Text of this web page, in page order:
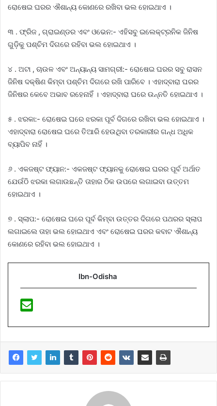
ରୋଷେଇ ଘରର ଐଶାନ୍ୟ କୋଣରେ ରଖିବା ଭଲ ହୋଇଥାଏ ।
୩ . ଫ୍ରିଜ , ଗ୍ରାଇଣ୍ଡର ଏବଂ ଓଭେନ:- ଏହିସବୁ ଇଲେକ୍ଟ୍ରନିକ ଜିନିଷ
ଗୁଡ଼ିକୁ ପଶ୍ଚିମ ଦିଗରେ ରହିବା ଭଲ ହୋଇଥାଏ ।
୪ . ଅଟା , ଚାଉଳ ଏବଂ ଅନ୍ୟାନ୍ୟ ସାମଗ୍ରୀ:- ରୋଷେଇ ଘରର ସବୁ ରାସନ
ଜିନିଷ ଦକ୍ଷିଣ କିମ୍ବା ପଶ୍ଚିମ ଦିଗରେ ରଖି ପାରିବେ । ଏହାଦ୍ବାରା ଘରର
ଜିନିଷର କେବେ ଅଭାବ ରହେନାହିଁ । ଏହାଦ୍ବାରା ଘରେ ଉନ୍ନତି ହୋଇଥାଏ ।
୫ . ଝରକା:- ରୋଷେଇ ଘରେ ଝରକା ପୂର୍ବ ଦିଗରେ ରଖିବା ଭଲ ହୋଇଥାଏ ।
ଏହାଦ୍ବାରା ରୋଷେଇ ଘରେ ତିଆରି ହେଉଥିବା ତରକାରୀର ଗନ୍ଧ ଅଧିକ
ବ୍ୟାପିବ ନାହିଁ ।
୬ . ଏକଜଷ୍ଟ ଫ୍ୟାନ:- ଏକଜଷ୍ଟ ଫ୍ୟାନକୁ ରୋଷେଇ ଘରର ପୂର୍ବ ଅର୍ଥାତ
ଯେଉଁଠି ଝରକା ଲଗାଉଛନ୍ତି ତାହାର ଠିକ ଉପରେ ଲଗାଇବା ଉତ୍ତମ
ହୋଇଥାଏ ।
୭ . ସ୍ଲାପ:- ରୋଷେଇ ଘରେ ପୂର୍ବ କିମ୍ବା ଉତ୍ତର ଦିଗରେ ପଥରର ସ୍ଲାପ
ଲଗାଇଲେ ତାହା ଭଲ ହୋଇଥାଏ ଏବଂ ରୋଷେଇ ଘରର କବାଟ ଐଶାନ୍ୟ
କୋଣରେ ରହିବା ଭଲ ହୋଇଥାଏ ।
Ibn-Odisha